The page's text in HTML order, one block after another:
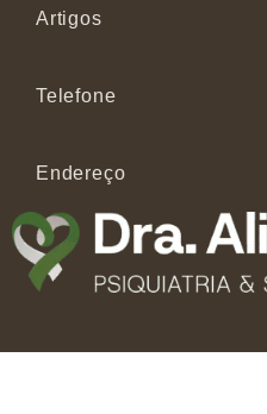
Artigos
Telefone
Endereço